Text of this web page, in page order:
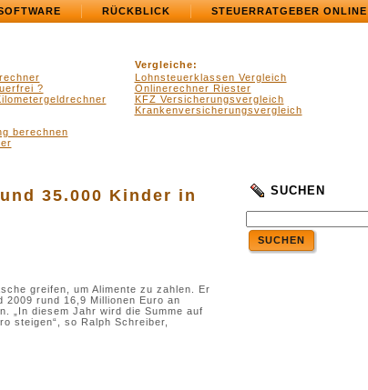
RÜCKBLICK STEUERRATGEBER ONLINE
Vergleiche:
?
berechnen
Lohnsteuerklassen Vergleich
Onlinerechner Riester
KFZ Versicherungsvergleich
Krankenversicherungsvergleich
35.000 Kinder in
greifen, um Alimente zu zahlen. Er
rund 16,9 Millionen Euro an
„In diesem Jahr wird die Summe auf
steigen“, so Ralph Schreiber,
SUCHEN
SUCHEN